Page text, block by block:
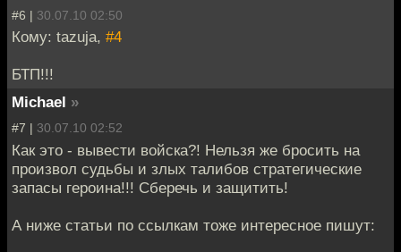
#6 | 30.07.10 02:50
Кому: tazuja, #4
БТП!!!
Мichael »
#7 | 30.07.10 02:52
Как это - вывести войска?! Нельзя же бросить на
произвол судьбы и злых талибов стратегические
запасы героина!!! Сберечь и защитить!
А ниже статьи по ссылкам тоже интересное пишут: